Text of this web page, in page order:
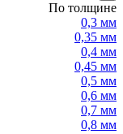
По толщине
0,3 мм
0,35 мм
0,4 мм
0,45 мм
0,5 мм
0,6 мм
0,7 мм
0,8 мм